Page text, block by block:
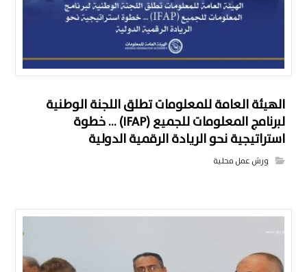
الهيئة العامة للمعلومات تطلق اللجنة الوطنية
لبرنامج المعلومات للجميع (IFAP) … خطوة
استراتيجية نحو الريادة الرقمية الدولية
ورش عمل محلية